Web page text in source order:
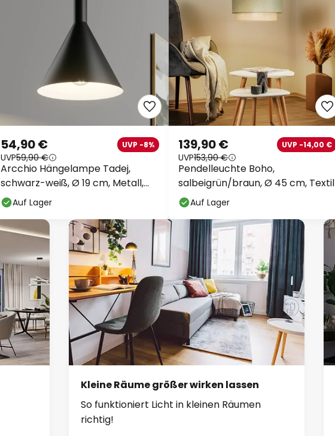
Arcchio Hängelampe Tadej,
schwarz-weiß, Ø 19 cm, Metall,
E27
54,90 € UVP -8%
UVP59,90 €
Auf Lager
Pendelleuchte Boho,
salbeigrün/braun, Ø 45 cm, Textil
139,90 € UVP -14,00 €
UVP153,90 €
Auf Lager
Kleine Räume größer wirken lassen
So funktioniert Licht in kleinen Räumen
richtig!